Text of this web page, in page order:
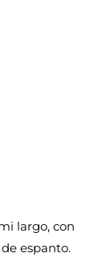
largo, con
espanto.